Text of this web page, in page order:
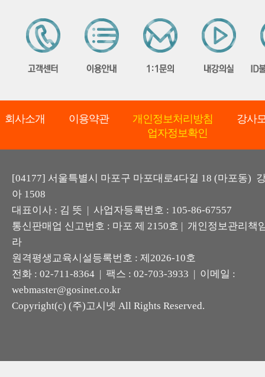
회사소개 이용약관 개인정보처리방침
강사
업자정보확인
[04177] 서울특별시 마포구 마포대로4다길 18 (마포동)
아 1508
대표이사 : 김 뜻 | 사업자등록번호 : 105-86-67557
통신판매업 신고번호 : 마포 제 2150호 | 개인정보관리책
라
원격평생교육시설등록번호 : 제2026-10호
전화 : 02-711-8364 | 팩스 : 02-703-3933 | 이메일 :
webmaster@gosinet.co.kr
Copyright(c) (주)고시넷 All Rights Reserved.